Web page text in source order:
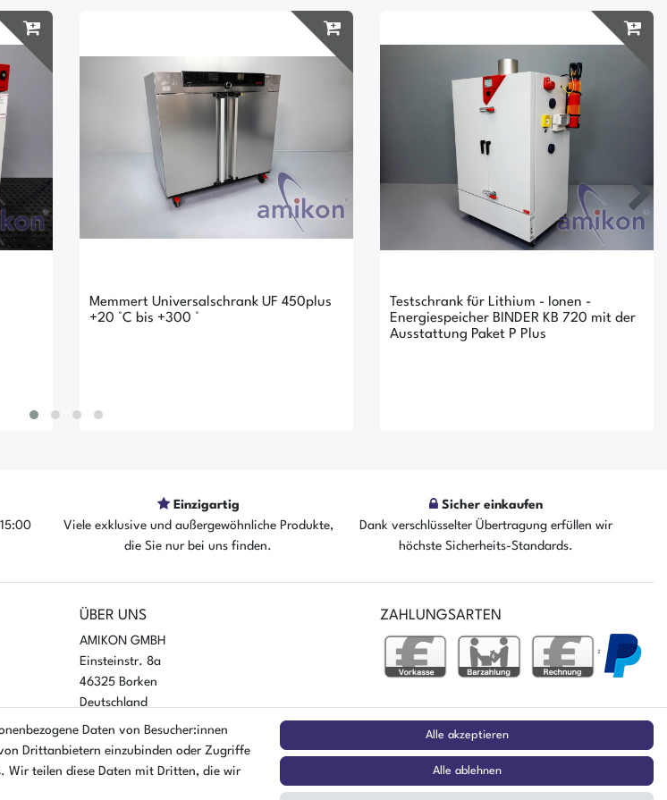
Memmert Universalschrank UF 450plus
+20 °C bis +300 °
Der Artikel ist sofort verfügbar
Testschrank für Lithium - Ionen -
Energiespeicher BINDER KB 720 mit der
Ausstattung Paket P Plus
Der Artikel ist sofort verfügbar
Einzigartig
Viele exklusive und außergewöhnliche Produkte,
die Sie nur bei uns finden.
Sicher einkaufen
Dank verschlüsselter Übertragung erfüllen wir
höchste Sicherheits-Standards.
ÜBER UNS
AMIKON GMBH
Einsteinstr. 8a
46325 Borken
Deutschland
Öffnungszeiten Montag - Donnerstag
07:30 - 16:00 Uhr
ZAHLUNGSARTEN
²
Daten von Besucher:innen
Drittanbietern einzubinden oder Zugriffe
Wir teilen diese Daten mit Dritten, die wir
Alle akzeptieren
Alle ablehnen